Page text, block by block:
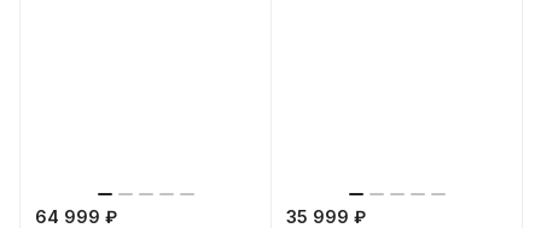
64 999 ₽ 35 999 ₽